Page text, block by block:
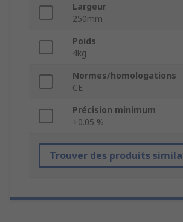
Largeur
250mm
Poids
4kg
Normes/homologations
CE
Précision minimum
±0.05 %
Trouver des produits